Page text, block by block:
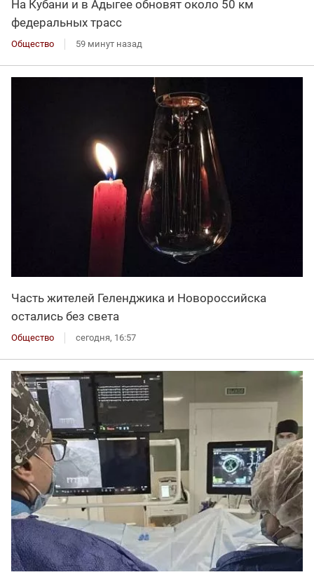
На Кубани и в Адыгее обновят около 50 км
федеральных трасс
Общество 59 минут назад
Часть жителей Геленджика и Новороссийска
остались без света
Общество сегодня, 16:57